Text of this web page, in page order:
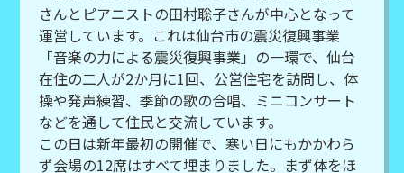
さんとピアニストの田村聡子さんが中心となって
運営しています。これは仙台市の震災復興事業
「音楽の力による震災復興事業」の一環で、仙台
在住の二人が2か月に1回、公営住宅を訪問し、体
操や発声練習、季節の歌の合唱、ミニコンサート
などを通して住民と交流しています。
この日は新年最初の開催で、寒い日にもかかわら
ず会場の12席はすべて埋まりました。まず体をほ